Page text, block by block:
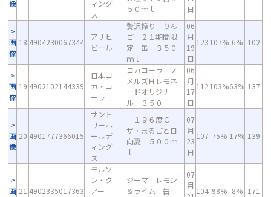
像
ィング
ス
５０ｍｌ
日
画
像
18 4904230067344
アサヒ
ビール
贅沢搾り りん
ご ２１期間限
定 缶 ３５０
ｍｌ
06
月
19
日
123107% 6% 102
画
像
19 4902102144339
日本コ
カ・コ
ーラ
コカコーラ ノ
メルズＨレモネ
ードオリジナ
ル ３５０
06
月
17
日
112103%63% 137
画
像
20 4901777366015
サント
リーホ
ールデ
ィング
ス
－１９６度Ｃ
ザ・まるごと日
向夏 ５００ｍ
ｌ
07
月
23
日
107 75% 17% 139
画 21 4902335017363
モルソ
ン・ク
アー
ジーマ レモン
＆ライム 缶
07
月
104 98% 8% 171